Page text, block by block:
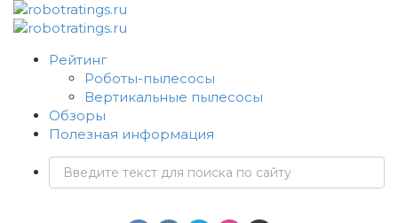
Перейти
Рейтинг
Роботы-пылесосы
Вертикальные пылесосы
Обзоры
Полезная информация
Поиск: